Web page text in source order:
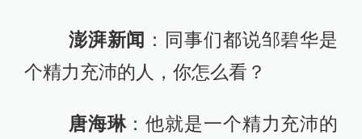
澎湃新闻 ：同事们都说邹碧华是
个精力充沛的人，你怎么看？
唐海琳：他就是一个精力充沛的